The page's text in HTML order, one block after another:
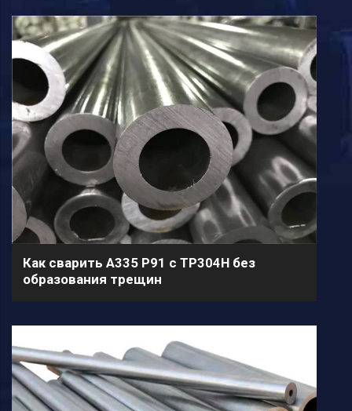
Как сварить A335 P91 с TP304H без
образования трещин